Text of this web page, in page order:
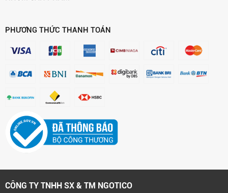
PHƯƠNG THỨC THANH TOÁN
CÔNG TY TNHH SX & TM NGOTICO